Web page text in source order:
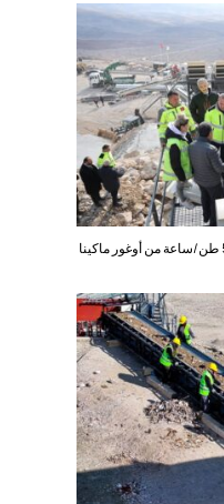
محطة تكسير وغربلة بطاقة 400–500 طن/ساعة من أوغور ماكينا